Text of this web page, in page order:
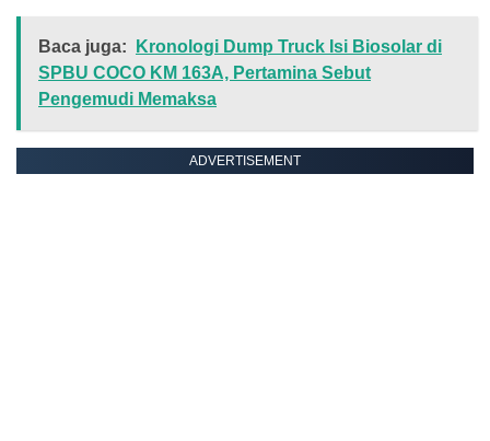
Baca juga:
Kronologi Dump Truck Isi Biosolar di
SPBU COCO KM 163A, Pertamina Sebut
Pengemudi Memaksa
ADVERTISEMENT